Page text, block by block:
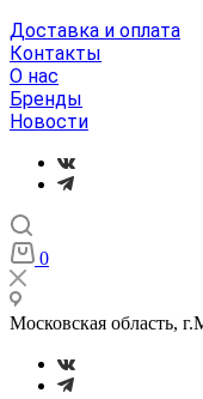
Доставка и оплата
Контакты
О нас
Бренды
Новости
0
Московская область,